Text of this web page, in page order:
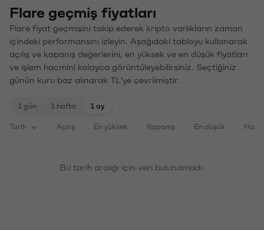
Flare geçmiş fiyatları
Flare fiyat geçmişini takip ederek kripto varlıkların zaman
içindeki performansını izleyin. Aşağıdaki tabloyu kullanarak
açılış ve kapanış değerlerini, en yüksek ve en düşük fiyatları
ve işlem hacmini kolayca görüntüleyebilirsiniz. Seçtiğiniz
günün kuru baz alınarak TL'ye çevrilmiştir.
1 gün 1 hafta 1 ay
Tarih Açılış En yüksek Kapanış En düşük
Bu tarih aralığı için veri bulunamadı.